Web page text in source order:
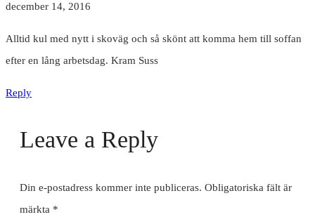
december 14, 2016
Alltid kul med nytt i skoväg och så skönt att komma hem till soffan
efter en lång arbetsdag. Kram Suss
Reply
Leave a Reply
Din e-postadress kommer inte publiceras. Obligatoriska fält är
märkta *